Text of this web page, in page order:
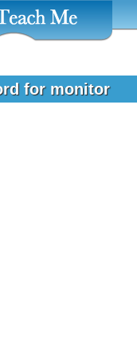
for monitor